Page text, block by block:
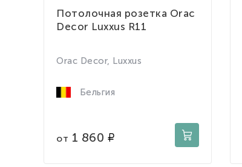
Потолочная розетка Orac
Decor Luxxus R11
Orac Decor, Luxxus
Бельгия
от 1 860